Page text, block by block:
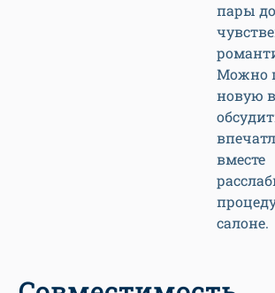
пары
Можно
новую
вместе
салоне.